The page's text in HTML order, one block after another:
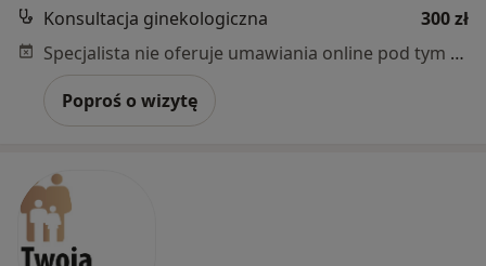
Konsultacja ginekologiczna
300 zł
Specjalista nie oferuje umawiania online pod tym adresem.
Poproś o wizytę